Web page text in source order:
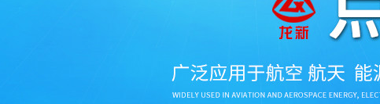
营业执照